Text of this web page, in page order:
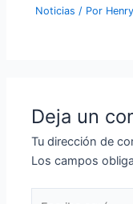
Noticias / Por
Deja un
Tu dirección de
Los campos